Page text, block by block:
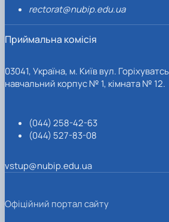
rectorat@nubip.edu.ua
Приймальна комісія
03041, Україна, м. Київ вул.
навчальний корпус № 1, кімната № 12.
(044) 258-42-63
(044) 527-83-08
vstup@nubip.edu.ua
Офіційний портал сайту